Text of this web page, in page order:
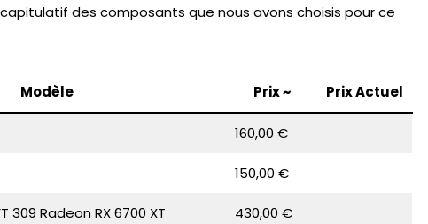
des composants que nous avons choisis pour ce
Modèle Prix~ Prix Actuel
160,00 €
150,00 €
309 Radeon RX 6700 XT 430,00 €